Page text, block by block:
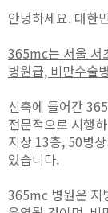
안녕하세요. 대한
365mc는 서울 서
병원급, 비만수술
신축에 들어간
전문적으로 시행
지상 13층, 50병
있습니다.
365mc 병원은 지